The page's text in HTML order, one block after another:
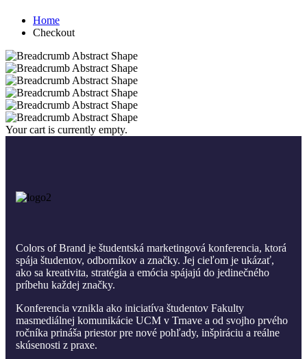
Home
Checkout
Your cart is currently empty.
Colors of Brand je študentská marketingová konferencia, ktorá
spája študentov, odborníkov a značky. Jej cieľom je ukázať,
ako sa kreativita, stratégia a emócia spájajú do jedinečného
príbehu každej značky.
Konferencia vznikla ako iniciatíva študentov Fakulty
masmediálnej komunikácie UCM v Trnave a od svojho prvého
ročníka prináša priestor pre nové pohľady, inšpiráciu a reálne
skúsenosti z praxe.